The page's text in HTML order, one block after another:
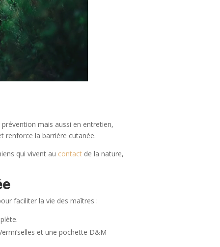
mais aussi en entretien,
renforce la barrière cutanée.
qui vivent au contact de la nature,
faciliter la vie des maîtres :
et une pochette D&M